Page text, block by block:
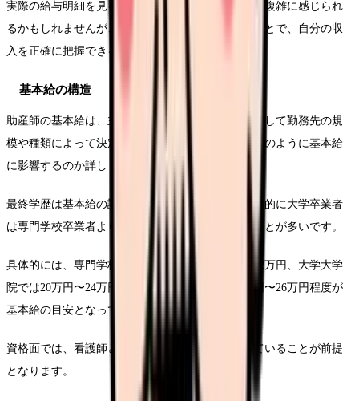
実際の給与明細を見ると、多くの項目が並んでいて複雑に感じられ
るかもしれませんが、基本的な仕組みを理解することで、自分の収
入を正確に把握できるようになります。
基本給の構造
助産師の基本給は、主に学歴、資格、経験年数、そして勤務先の規
模や種類によって決定されます。これらの要素がどのように基本給
に影響するのか詳しく見ていきましょう。
最終学歴は基本給の設定に大きく影響します。一般的に大学卒業者
は専門学校卒業者よりも初任給が高く設定されることが多いです。
具体的には、専門学校卒業の場合は単独18万円〜22万円、大学大学
院では20万円〜24万円、修士課程修了者では22万円〜26万円程度が
基本給の目安となっています。
資格面では、看護師と助産師の両方の資格を持っていることが前提
となります。